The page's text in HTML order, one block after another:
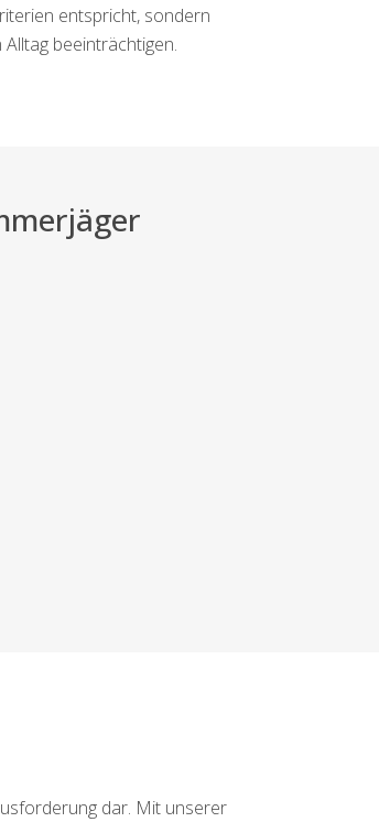
entspricht, sondern
beeinträchtigen.
dar. Mit unserer